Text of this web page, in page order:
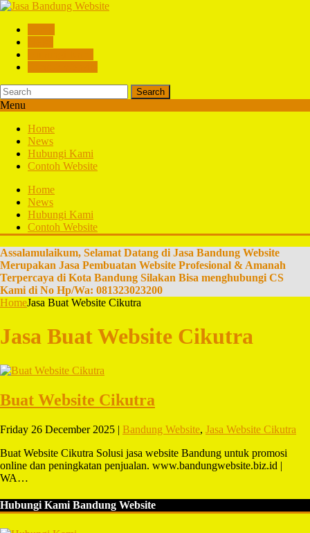
Search
Menu
Home
News
Hubungi Kami
Contoh Website
Home
News
Hubungi Kami
Contoh Website
Assalamulaikum, Selamat Datang di Jasa Bandung Website
Merupakan Jasa Pembuatan Website Profesional & Amanah
Terpercaya di Kota Bandung Silakan Bisa menghubungi CS
Kami di No Hp/Wa: 081323023200
HomeJasa Buat Website Cikutra
Jasa Buat Website Cikutra
Buat Website Cikutra
Friday 26 December 2025 | Bandung Website, Jasa Website Cikutra
Buat Website Cikutra Solusi jasa website Bandung untuk promosi
online dan peningkatan penjualan. www.bandungwebsite.biz.id |
WA…
Hubungi Kami Bandung Website